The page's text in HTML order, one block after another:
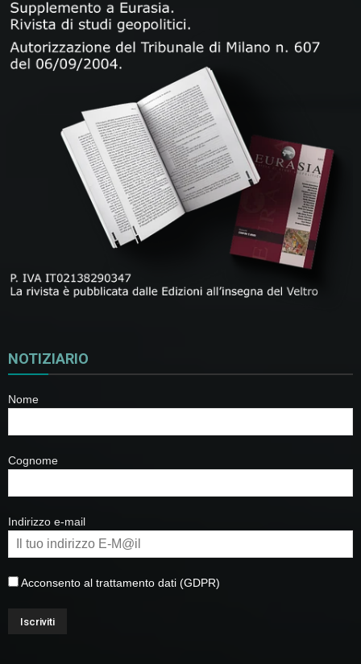
NOTIZIARIO
Nome
Cognome
Indirizzo e-mail
Acconsento al trattamento dati (GDPR)